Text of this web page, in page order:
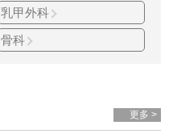
乳甲外科
骨科
更多 >